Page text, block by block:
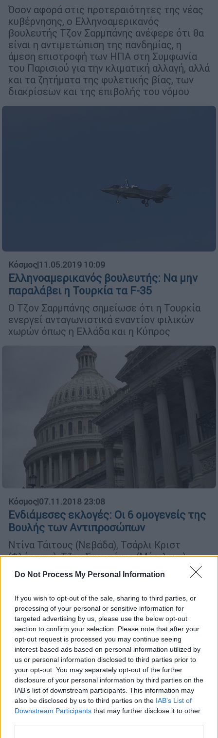
Do Not Process My Personal Information
If you wish to opt-out of the sale, sharing to third parties, or
processing of your personal or sensitive information for
targeted advertising by us, please use the below opt-out
section to confirm your selection. Please note that after your
opt-out request is processed you may continue seeing
interest-based ads based on personal information utilized by
us or personal information disclosed to third parties prior to
your opt-out. You may separately opt-out of the further
disclosure of your personal information by third parties on the
IAB’s list of downstream participants. This information may
also be disclosed by us to third parties on the IAB’s List of
Downstream Participants that may further disclose it to other
Όσον αφορά στις προτεραιότητες της νέας
κυβέρνησης, ο Ελληνοαμερικανός
βουλευτής Τζον Σαρμπάνης ανέφερε ότι θα
είναι η αντιμετώπιση της πανδημίας, η
άμεση επιστροφή των ΗΠΑ στη Συμφωνία
του Παρισιού για την κλιματική αλλαγή, αλλά
και τα ζητήματα της φυλετικής βίας, των
διακρίσεων και της επιβολής του νόμου
Κόσμος|11.05.2019 10:09
Ελληνοαμερικανός βουλευτής: Να μην
παραλάβει η Τουρκία τα F-35
Ο Τζον Σαρμπάνης σημείωσε ότι η Τουρκία
ενεργεί ανταγωνιστικά εναντίον φιλικών
χωρών όπως η Ελλάδα και η Κύπρος
Κόσμος|07.11.2018 23:08
Ενδιάμεσες εκλογές: Οι 6 ομογενείς της
Βουλής των Αντιπροσώπων
Ντίνα Τάιτους (Νεβάδα), Τσάρλι Κριστ
(Φλόριντα), Τζον Σαρμπάνης (Μέριλαντ),
Μπιλιράκης (Φλόριντα), Μάικλ Ουόλτζ
εκπροσώπησης της ομογένειας.
ΑΛΛΑ #TAGS
ΗΠΑ
Τζο Μπάιντεν
Αμερική
Βουλή των Αντιπροσώπων
F-35
Γκας Μπιλιράκης
ενδιάμεσες εκλογές ΗΠΑ